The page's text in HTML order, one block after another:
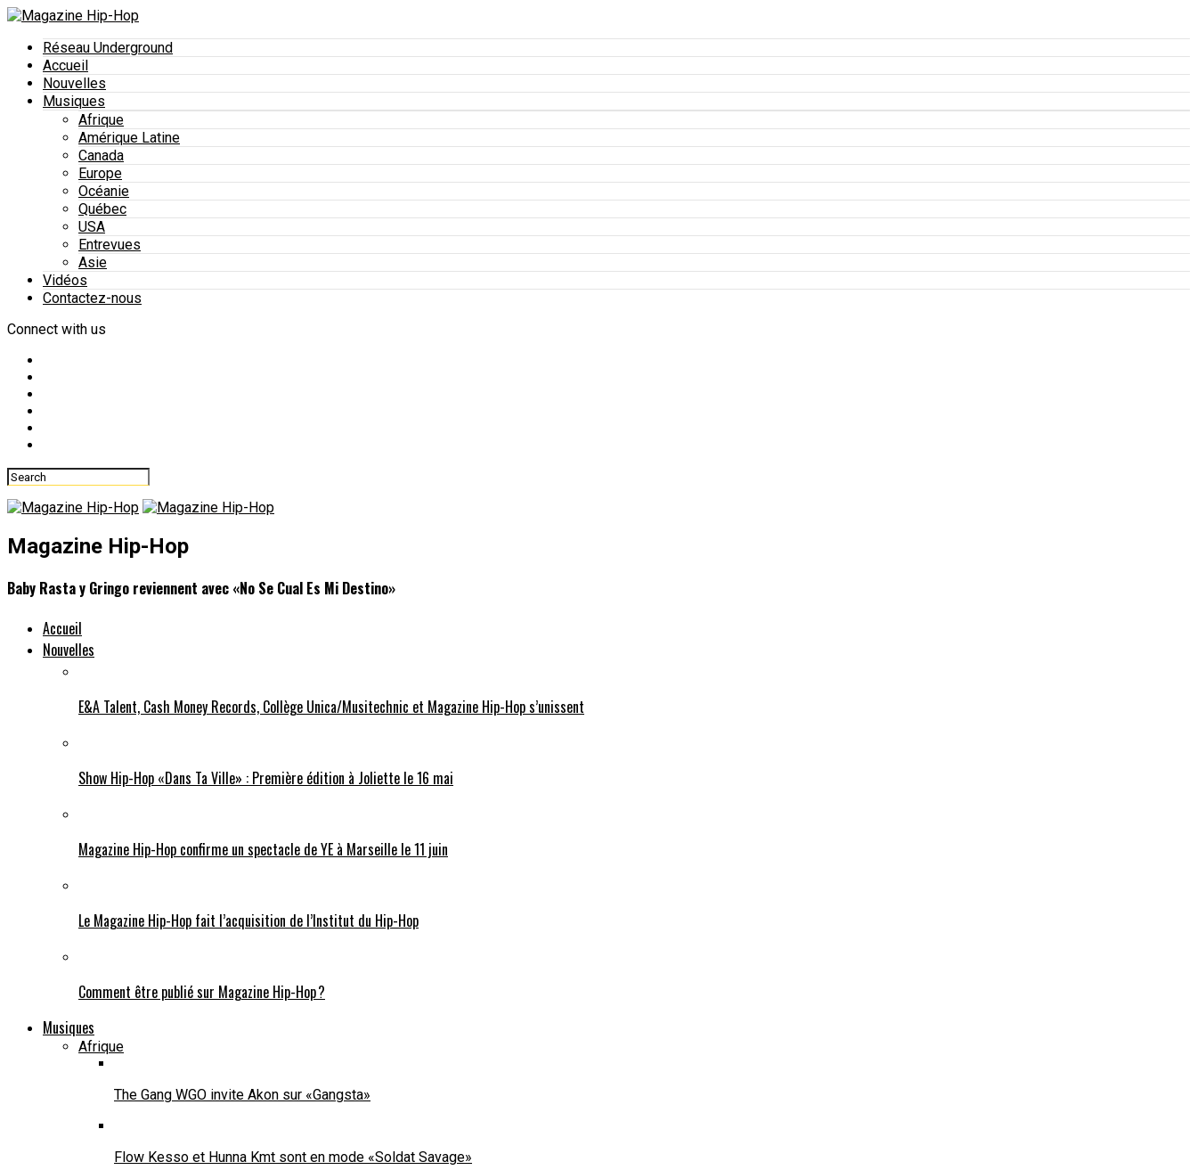
Réseau Underground
Accueil
Nouvelles
Musiques
Afrique
Amérique Latine
Canada
Europe
Océanie
Québec
USA
Entrevues
Asie
Vidéos
Contactez-nous
Connect with us
Magazine Hip-Hop
Baby Rasta y Gringo reviennent avec «No Se Cual Es Mi Destino»
Accueil
Nouvelles
E&A Talent, Cash Money Records, Collège Unica/Musitechnic et Magazine Hip-Hop s’unissent
Show Hip-Hop «Dans Ta Ville» : Première édition à Joliette le 16 mai
Magazine Hip-Hop confirme un spectacle de YE à Marseille le 11 juin
Le Magazine Hip-Hop fait l’acquisition de l’Institut du Hip-Hop
Comment être publié sur Magazine Hip-Hop ?
Musiques
Afrique
The Gang WGO invite Akon sur «Gangsta»
Flow Kesso et Hunna Kmt sont en mode «Soldat Savage»